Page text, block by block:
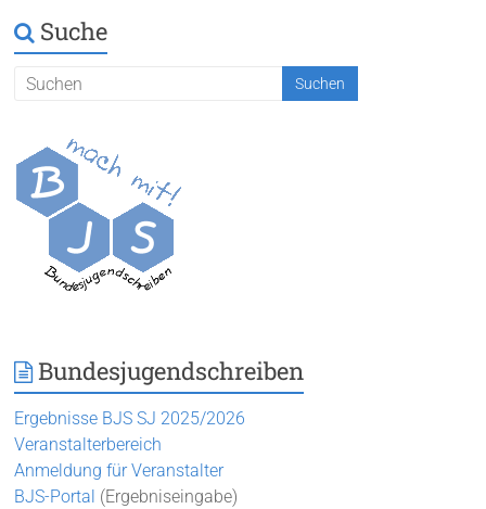
Suche
Bundesjugendschreiben
Ergebnisse BJS SJ 2025/2026
Veranstalterbereich
Anmeldung für Veranstalter
BJS-Portal (Ergebniseingabe)